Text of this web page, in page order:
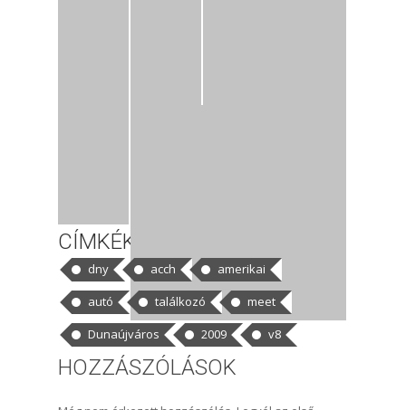
CÍMKÉK
dny acch
amerikai
autó
találkozó
meet
Dunaújváros
2009 v8
HOZZÁSZÓLÁSOK